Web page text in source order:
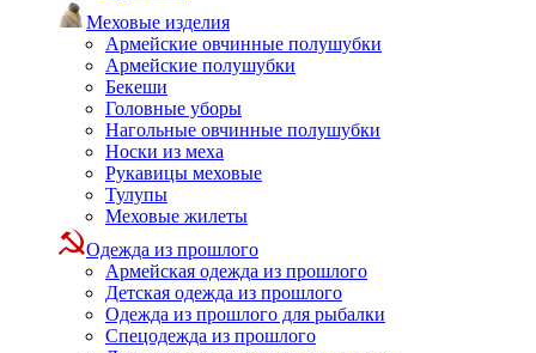
Меховые изделия
Армейские овчинные полушубки
Армейские полушубки
Бекеши
Головные уборы
Нагольные овчинные полушубки
Носки из меха
Рукавицы меховые
Тулупы
Меховые жилеты
Одежда из прошлого
Армейская одежда из прошлого
Детская одежда из прошлого
Одежда из прошлого для рыбалки
Спецодежда из прошлого